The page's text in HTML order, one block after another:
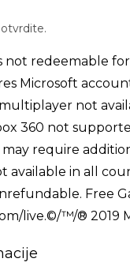
not redeemable
Microsoft
not
360 not
require
available in all
Free
live.©/™/® 2019